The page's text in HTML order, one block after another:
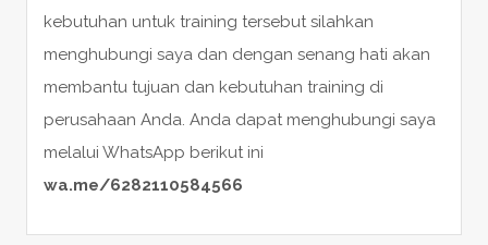
kebutuhan untuk training tersebut silahkan
menghubungi saya dan dengan senang hati akan
membantu tujuan dan kebutuhan training di
perusahaan Anda. Anda dapat menghubungi saya
melalui WhatsApp berikut ini
wa.me/6282110584566